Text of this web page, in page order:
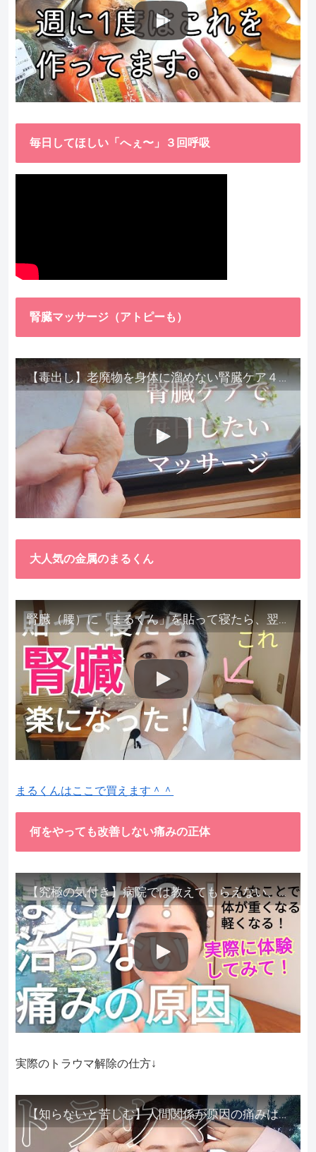
毎日してほしい「へぇ〜」３回呼吸
腎臓マッサージ（アトピーも）
【毒出し】老廃物を身体に溜めない腎臓ケア４種をご紹介します。
大人気の金属のまるくん
腎臓（腰）に「まるくん」を貼って寝たら、翌朝めちゃ楽でびっくりしました。腎臓叩いても痛くない！【お客様の声を試してみた】
まるくんはここで買えます＾＾
何をやっても改善しない痛みの正体
【究極の気付き】病院では教えてもらえない、その長年悩んできた痛み、症状、どうして治らないのか？痛みの正体、実際に今すぐ試して知ってほしい。
実際のトラウマ解除の仕方↓
【知らないと苦しむ】人間関係が原因の痛みはトラウマ解除が必須。病院に行っても原因不明で治らない不調はこれをしてからケアしてみてください。